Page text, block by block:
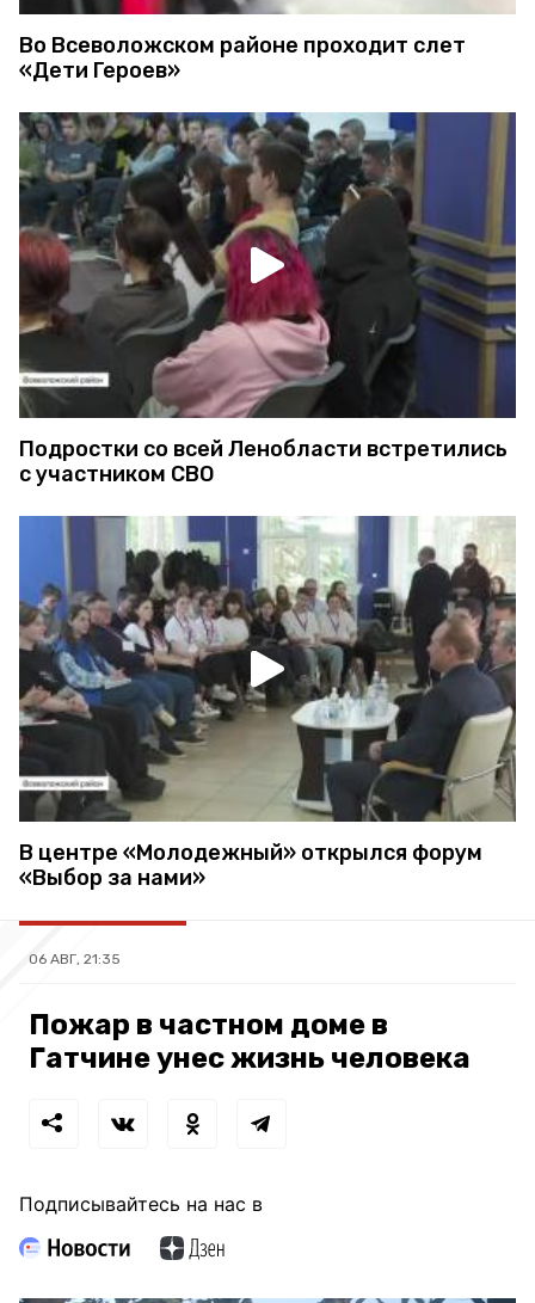
Во Всеволожском районе проходит слет
«Дети Героев»
Подростки со всей Ленобласти встретились
с участником СВО
В центре «Молодежный» открылся форум
«Выбор за нами»
06 АВГ, 21:35
Пожар в частном доме в
Гатчине унес жизнь человека
Подписывайтесь на нас в